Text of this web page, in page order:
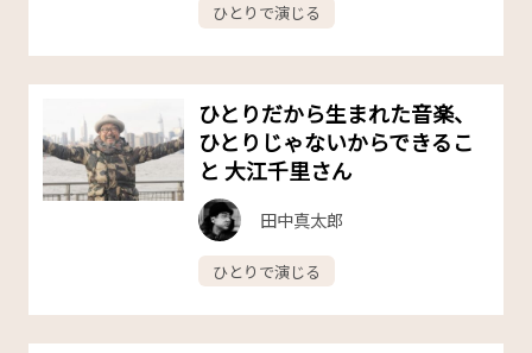
ひとりで演じる
ひとりだから生まれた音楽、
ひとりじゃないからできるこ
と 大江千里さん
田中真太郎
ひとりで演じる